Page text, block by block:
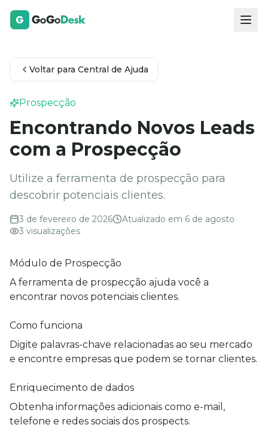
Voltar para Central de Ajuda
Prospecção
Encontrando Novos Leads
com a Prospecção
Utilize a ferramenta de prospecção para
descobrir potenciais clientes.
3 de fevereiro de 2026 Atualizado em 6 de agosto
3 visualizações
Módulo de Prospecção
A ferramenta de prospecção ajuda você a
encontrar novos potenciais clientes.
Como funciona
Digite palavras-chave relacionadas ao seu mercado
e encontre empresas que podem se tornar clientes.
Enriquecimento de dados
Obtenha informações adicionais como e-mail,
telefone e redes sociais dos prospects.